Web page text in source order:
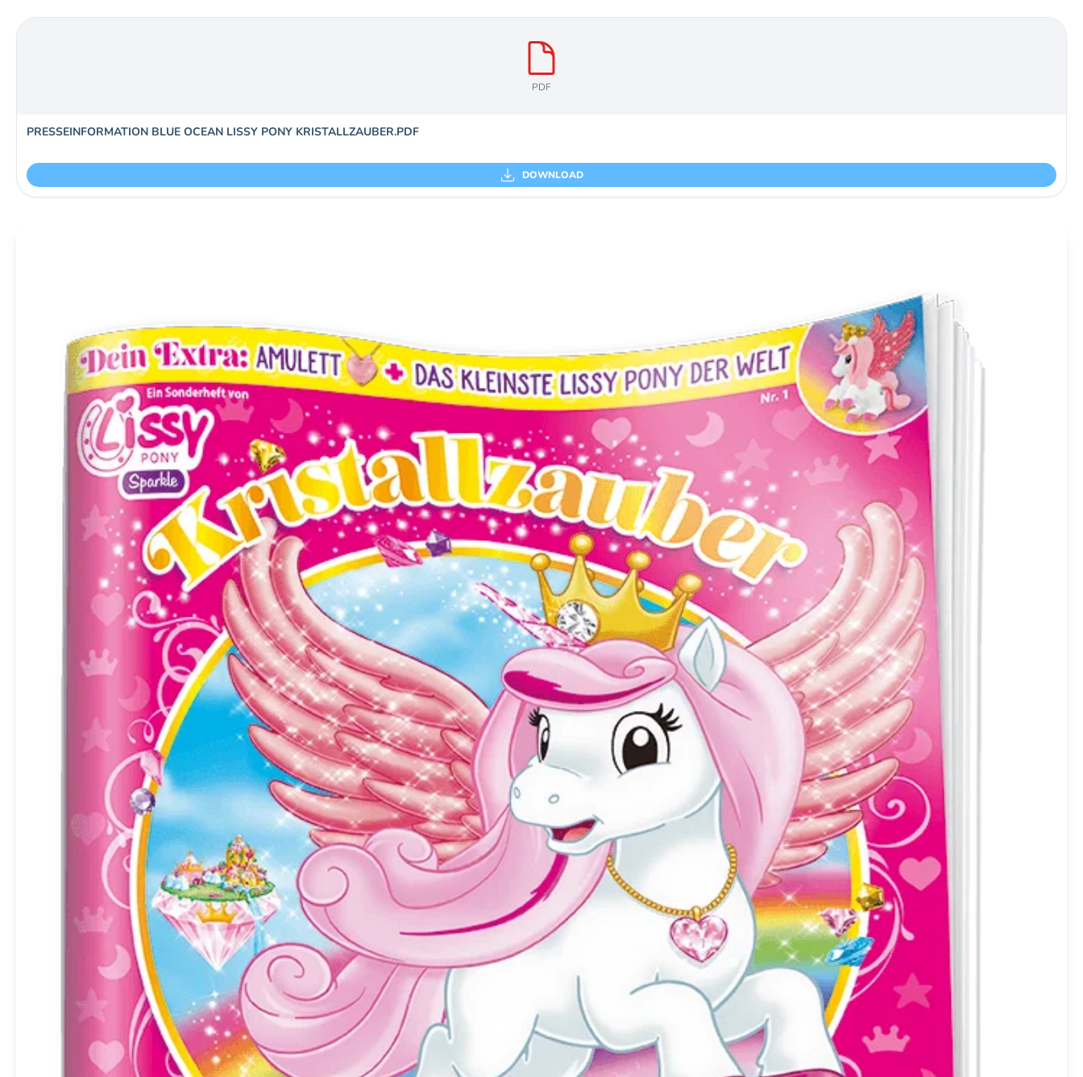
PDF
PRESSEINFORMATION BLUE OCEAN LISSY PONY KRISTALLZAUBER.PDF
DOWNLOAD